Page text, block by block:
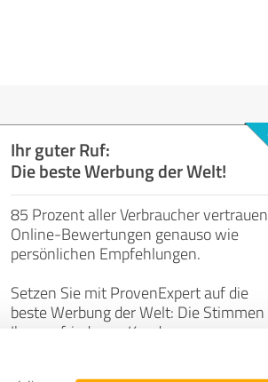
Ihr guter Ruf:
Die beste Werbung der Welt!
85 Prozent aller Verbraucher vertrauen
Online-Bewertungen genauso wie
persönlichen Empfehlungen.
Setzen Sie mit ProvenExpert auf die
beste Werbung der Welt: Die Stimmen
Ihrer zufriedenen Kunden.